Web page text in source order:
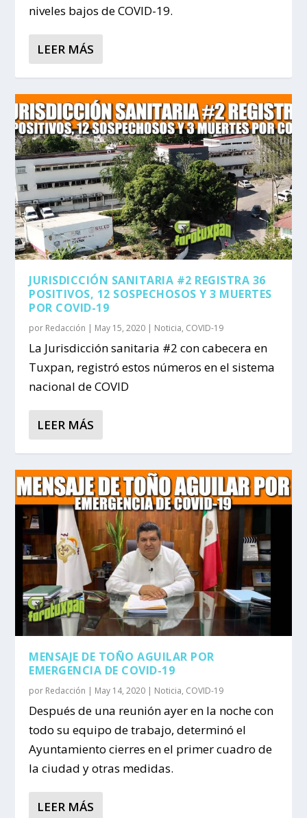
niveles bajos de COVID-19.
LEER MÁS
JURISDICCIÓN SANITARIA #2 REGISTRA 36
POSITIVOS, 12 SOSPECHOSOS Y 3 MUERTES
POR COVID-19
por Redacción | May 15, 2020 | Noticia, COVID-19
La Jurisdicción sanitaria #2 con cabecera en
Tuxpan, registró estos números en el sistema
nacional de COVID
LEER MÁS
MENSAJE DE TOÑO AGUILAR POR
EMERGENCIA DE COVID-19
por Redacción | May 14, 2020 | Noticia, COVID-19
Después de una reunión ayer en la noche con
todo su equipo de trabajo, determinó el
Ayuntamiento cierres en el primer cuadro de
la ciudad y otras medidas.
LEER MÁS